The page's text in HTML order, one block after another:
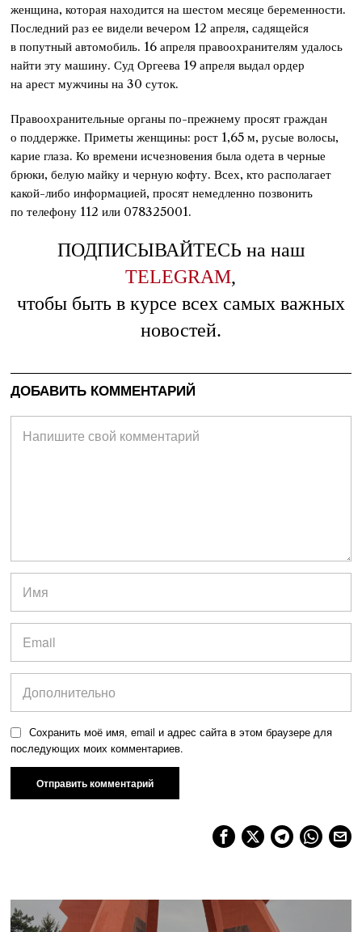
женщина, которая находится на шестом месяце беременности.
Последний раз ее видели вечером 12 апреля, садящейся
в попутный автомобиль. 16 апреля правоохранителям удалось
найти эту машину. Суд Оргеева 19 апреля выдал ордер
на арест мужчины на 30 суток.
Правоохранительные органы по-прежнему просят граждан
о поддержке. Приметы женщины: рост 1,65 м, русые волосы,
карие глаза. Ко времени исчезновения была одета в черные
брюки, белую майку и черную кофту. Всех, кто располагает
какой-либо информацией, просят немедленно позвонить
по телефону 112 или 078325001.
ПОДПИСЫВАЙТЕСЬ на наш
TELEGRAM,
чтобы быть в курсе всех самых важных
новостей.
ДОБАВИТЬ КОММЕНТАРИЙ
Сохранить моё имя, email и адрес сайта в этом браузере для
последующих моих комментариев.